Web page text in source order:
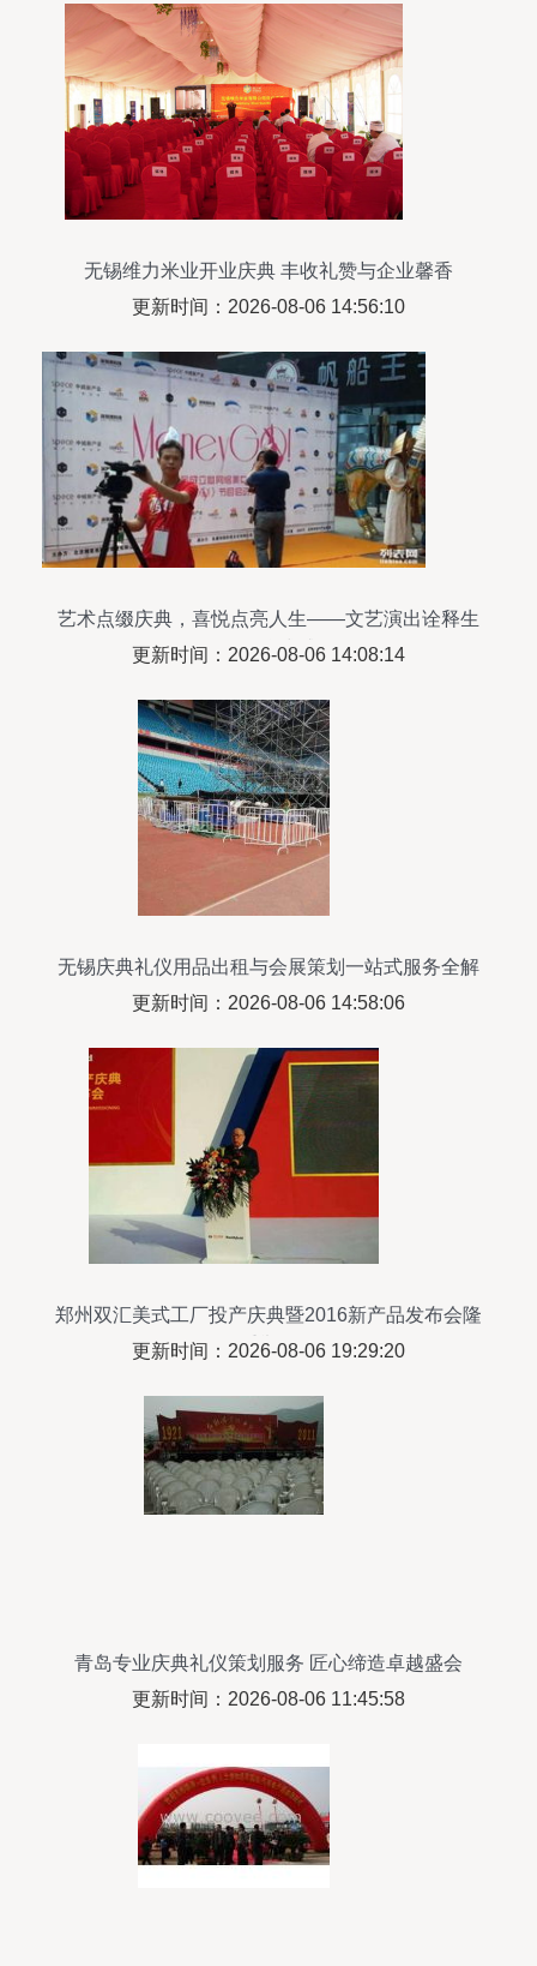
无锡维力米业开业庆典 丰收礼赞与企业馨香
更新时间：2026-08-06 14:56:10
艺术点缀庆典，喜悦点亮人生——文艺演出诠释生
活的仪式感
更新时间：2026-08-06 14:08:14
无锡庆典礼仪用品出租与会展策划一站式服务全解
析
更新时间：2026-08-06 14:58:06
郑州双汇美式工厂投产庆典暨2016新产品发布会隆
重举行
更新时间：2026-08-06 19:29:20
青岛专业庆典礼仪策划服务 匠心缔造卓越盛会
更新时间：2026-08-06 11:45:58